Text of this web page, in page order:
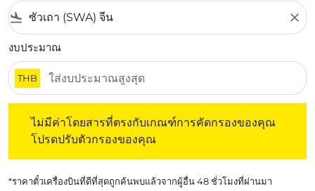
flight_land close
งบประมาณ
THB
ไม่มีค่าโดยสารที่ตรงกับเกณฑ์การคัดกรองของคุณ
โปรดปรับตัวกรองของคุณ
*ราคาตั๋วเครื่องบินที่ดีที่สุดถูกค้นพบแล้วจากผู้อื่น 48 ชั่วโมงที่ผ่านมา